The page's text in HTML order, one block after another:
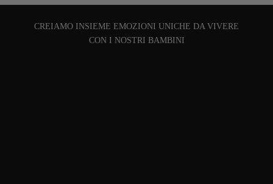
CREIAMO INSIEME EMOZIONI UNICHE DA VIVERE
CON I NOSTRI BAMBINI